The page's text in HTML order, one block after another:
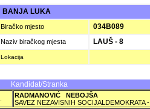
BANJA LUKA
Biračko mjesto 034B089
Naziv biračkog mjesta LAUŠ - 8
Lokacija
Kandidat/Stranka
RADMANOVIĆ NEBOJŠA
SAVEZ NEZAVISNIH SOCIJALDEMOKRATA